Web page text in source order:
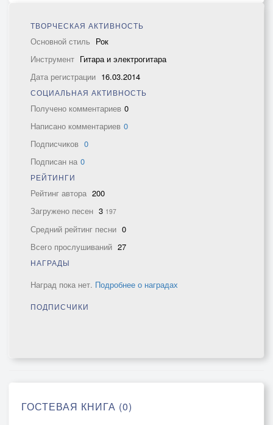
ТВОРЧЕСКАЯ АКТИВНОСТЬ
Основной стиль Рок
Инструмент Гитара и электрогитара
Дата регистрации 16.03.2014
СОЦИАЛЬНАЯ АКТИВНОСТЬ
Получено комментариев 0
Написано комментариев 0
Подписчиков 0
Подписан на 0
РЕЙТИНГИ
Рейтинг автора 200
Загружено песен 3 197
Средний рейтинг песни 0
Всего прослушиваний 27
НАГРАДЫ
Наград пока нет. Подробнее о наградах
ПОДПИСЧИКИ
ГОСТЕВАЯ КНИГА (0)